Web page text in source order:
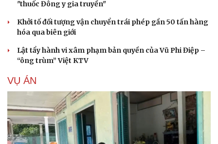
"thuốc Đông y gia truyền"
Khởi tố đối tượng vận chuyển trái phép gần 50 tấn hàng
hóa qua biên giới
Lật tẩy hành vi xâm phạm bản quyền của Vũ Phi Điệp –
“ông trùm” Việt KTV
VỤ ÁN